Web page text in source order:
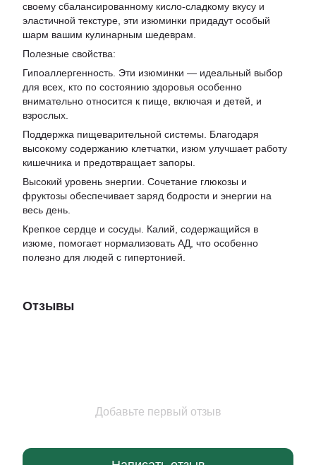
своему сбалансированному кисло-сладкому вкусу и
эластичной текстуре, эти изюминки придадут особый
шарм вашим кулинарным шедеврам.
Полезные свойства:
Гипоаллергенность. Эти изюминки — идеальный выбор
для всех, кто по состоянию здоровья особенно
внимательно относится к пище, включая и детей, и
взрослых.
Поддержка пищеварительной системы. Благодаря
высокому содержанию клетчатки, изюм улучшает работу
кишечника и предотвращает запоры.
Высокий уровень энергии. Сочетание глюкозы и
фруктозы обеспечивает заряд бодрости и энергии на
весь день.
Крепкое сердце и сосуды. Калий, содержащийся в
изюме, помогает нормализовать АД, что особенно
полезно для людей с гипертонией.
Отзывы
Добавьте первый отзыв